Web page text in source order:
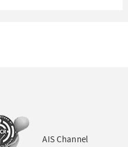
AIS Channel